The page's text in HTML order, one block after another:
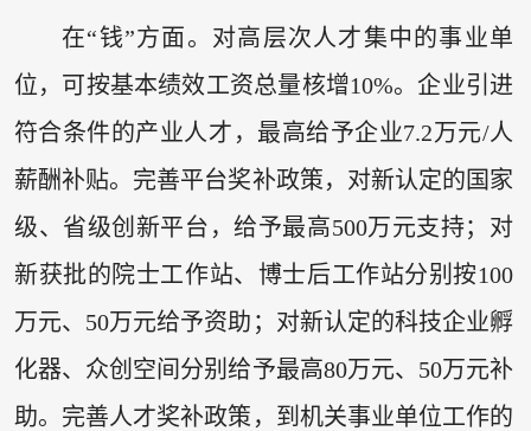
在“钱”方面。对高层次人才集中的事业单
位，可按基本绩效工资总量核增10%。企业引进
符合条件的产业人才，最高给予企业7.2万元/人
薪酬补贴。完善平台奖补政策，对新认定的国家
级、省级创新平台，给予最高500万元支持；对
新获批的院士工作站、博士后工作站分别按100
万元、50万元给予资助；对新认定的科技企业孵
化器、众创空间分别给予最高80万元、50万元补
助。完善人才奖补政策，到机关事业单位工作的